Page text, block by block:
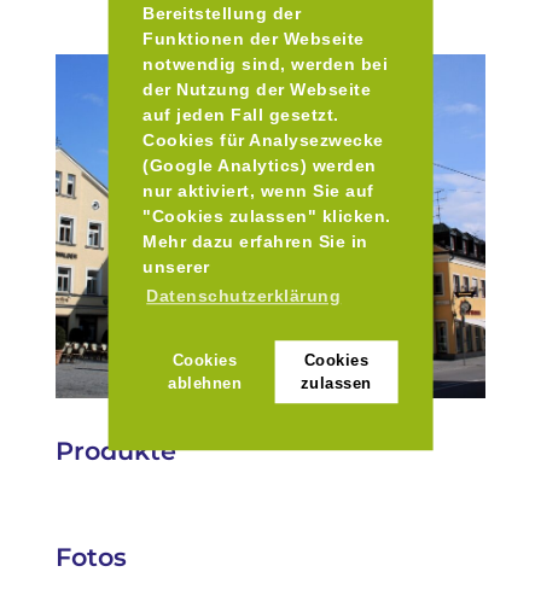
Bereitstellung der
Funktionen der Webseite
notwendig sind, werden bei
der Nutzung der Webseite
auf jeden Fall gesetzt.
Cookies für Analysezwecke
(Google Analytics) werden
nur aktiviert, wenn Sie auf
"Cookies zulassen" klicken.
Mehr dazu erfahren Sie in
unserer
Datenschutzerklärung
Cookies
ablehnen
Cookies
zulassen
Produkte
Fotos